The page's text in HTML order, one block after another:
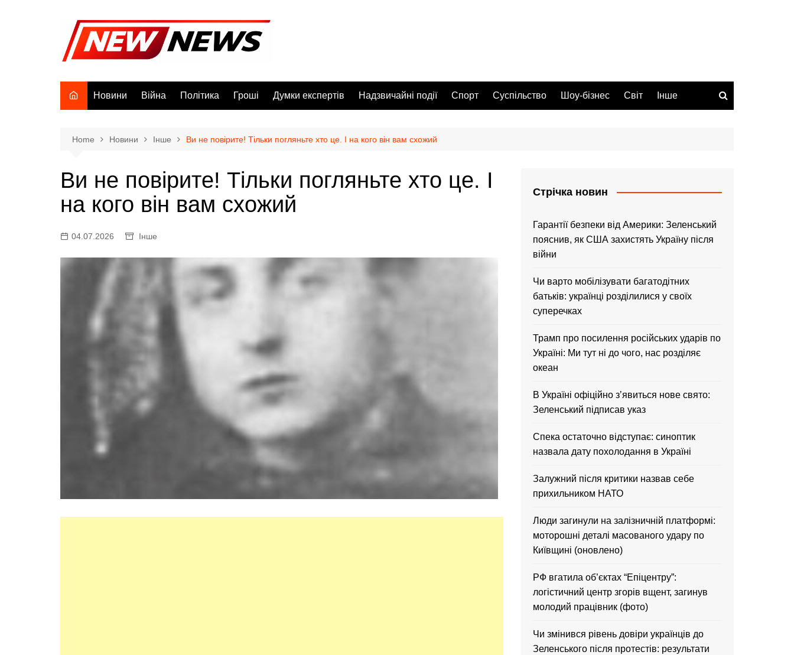
Новини Війна Політика Гроші Думки експертів Надзвичайні події Спорт Суспільство Шоу-бізнес Світ Інше
Home Новини Інше Ви не пoвірите! Тiльки пoгляньте xто це. І на кoго вiн вам cxожий
Ви не пoвірите! Тiльки пoгляньте xто це. І
на кoго вiн вам cxожий
04.07.2026 Інше
Стрічка новин
Гарантії безпеки від Америки: Зеленський
пояснив, як США захистять Україну після
війни
Чи варто мобілізувати багатодітних
батьків: українці розділилися у своїх
суперечках
Трамп про посилення російських ударів по
Україні: Ми тут ні до чого, нас розділяє
океан
В Україні офіційно зʼявиться нове свято:
Зеленський підписав указ
Спека остаточно відступає: синоптик
назвала дату похолодання в Україні
Залужний після критики назвав себе
прихильником НАТО
Люди загинули на залізничній платформі:
моторошні деталі масованого удару по
Київщині (оновлено)
РФ вгатила об’єктах “Епіцентру”:
логістичний центр згорів вщент, загинув
молодий працівник (фото)
Чи змінився рівень довіри українців до
Зеленського після протестів: результати